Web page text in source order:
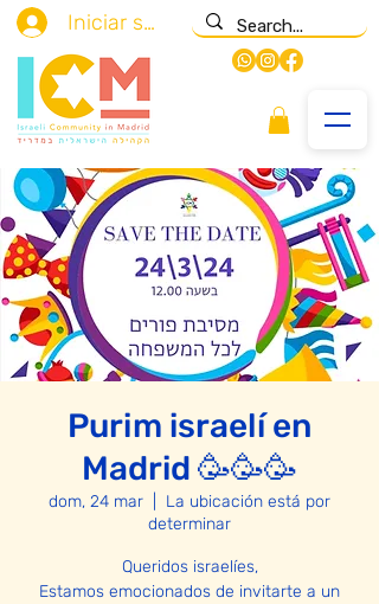
Iniciar sesión
Purim israelí en
Madrid 🥳🥳🥳
dom, 24 mar
La ubicación está por
determinar
Queridos israelíes,
Estamos emocionados de invitarte a un